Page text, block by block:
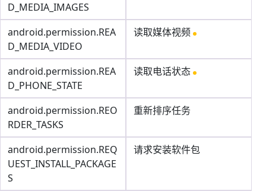
D_MEDIA_IMAGES
android.permission.REA
D_MEDIA_VIDEO
读取媒体视频
android.permission.REA
D_PHONE_STATE
读取电话状态
android.permission.REO
RDER_TASKS
重新排序任务
android.permission.REQ
UEST_INSTALL_PACKAGE
S
请求安装软件包